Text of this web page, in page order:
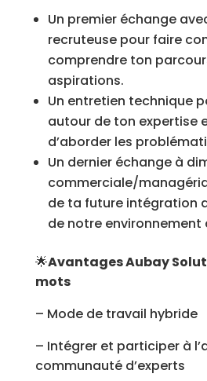
Un premier échange
recruteuse pour faire
comprendre ton
aspirations.
Un entretien technique
autour de ton expertise
d’aborder les
Un dernier échange à
commerciale/
de ta future intégration
de notre environnement
🌟Avantages Aubay
mots
– Mode de travail hybride
– Intégrer et participer à
communauté d’experts